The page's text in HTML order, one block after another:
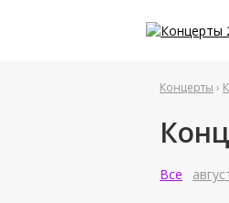
Концерты ›
Все